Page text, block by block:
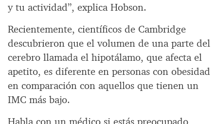
y tu actividad”, explica Hobson.
Recientemente, científicos de Cambridge
descubrieron que el volumen de una parte del
cerebro llamada el hipotálamo, que afecta el
apetito, es diferente en personas con obesidad
en comparación con aquellos que tienen un
IMC más bajo.
Habla con un médico si estás preocupado,